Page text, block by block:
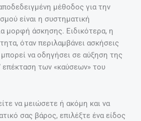
μέθοδος για την
είναι η συστηματική
μορφή άσκησης. Ειδικότερα, η
όταν περιλαμβάνει ασκήσεις
να οδηγήσει σε αύξηση της
επέκταση των «καύσεων» του
να μειώσετε ή ακόμη και να
σας βάρος, επιλέξτε ένα είδος